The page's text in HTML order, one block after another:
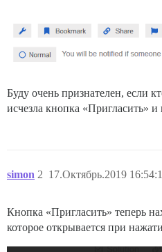
Буду очень признателен, если
исчезла кнопка «Пригласить» и
simon 17.Октябрь.2019
2
Кнопка «Пригласить» теперь
которое открывается при